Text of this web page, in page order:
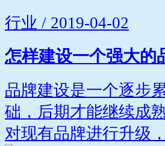
行业 / 2019-04-02
怎样建设一个强大的
品牌建设是一个逐步
础，后期才能继续成
对现有品牌进行升级